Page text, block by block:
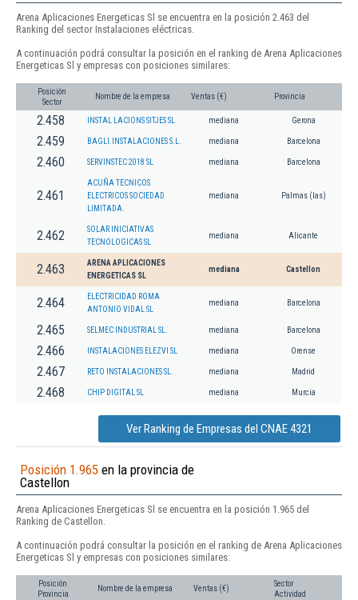
Arena Aplicaciones Energeticas Sl se encuentra en la posición 2.463 del
Ranking del sector Instalaciones eléctricas.
A continuación podrá consultar la posición en el ranking de Arena Aplicaciones
Energeticas Sl y empresas con posiciones similares:
Posición
Sector
Nombre de la empresa Ventas (€) Provincia
2.458 INSTAL LACIONS SITJES SL mediana Gerona
2.459 BAGLI.INSTALACIONES S.L. mediana Barcelona
2.460 SERVINSTEC 2018 SL mediana Barcelona
2.461
ACUÑA TECNICOS
ELECTRICOS SOCIEDAD
LIMITADA.
mediana Palmas (las)
2.462
SOLAR INICIATIVAS
TECNOLOGICAS SL
mediana Alicante
2.463
ARENA APLICACIONES
ENERGETICAS SL
mediana Castellon
2.464
ELECTRICIDAD ROMA
ANTONIO VIDAL SL
mediana Barcelona
2.465 SELMEC INDUSTRIAL SL. mediana Barcelona
2.466 INSTALACIONES ELEZVI SL mediana Orense
2.467 RETO INSTALACIONES SL. mediana Madrid
2.468 CHIP DIGITAL SL mediana Murcia
Ver Ranking de Empresas del CNAE 4321
Posición 1.965 en la provincia de
Castellon
Arena Aplicaciones Energeticas Sl se encuentra en la posición 1.965 del
Ranking de Castellon.
A continuación podrá consultar la posición en el ranking de Arena Aplicaciones
Energeticas Sl y empresas con posiciones similares:
Posición
Provincia
Nombre de la empresa Ventas (€)
Sector
Actividad